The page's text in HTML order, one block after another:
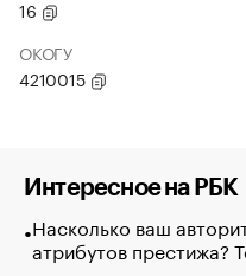
16
ОКОГУ
4210015
Интересное на РБК
Насколько ваш
атрибутов престижа?